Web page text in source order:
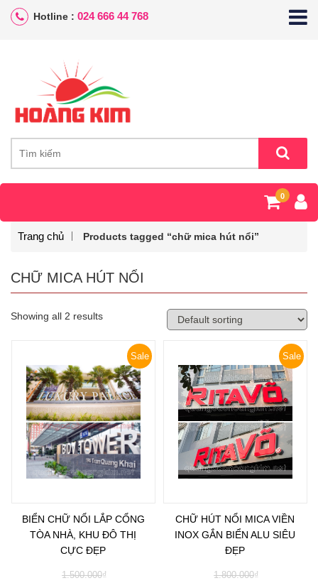
Hotline : 024 666 44 768
0
Trang chủ Products tagged “chữ mica hút nổi”
CHỮ MICA HÚT NỔI
Showing all 2 results
Sale
BIỂN CHỮ NỔI LẮP CỔNG
TÒA NHÀ, KHU ĐÔ THỊ
CỰC ĐẸP
₫
1.500.000
Sale
CHỮ HÚT NỔI MICA VIỀN
INOX GẮN BIỂN ALU SIÊU
ĐẸP
₫
1.800.000